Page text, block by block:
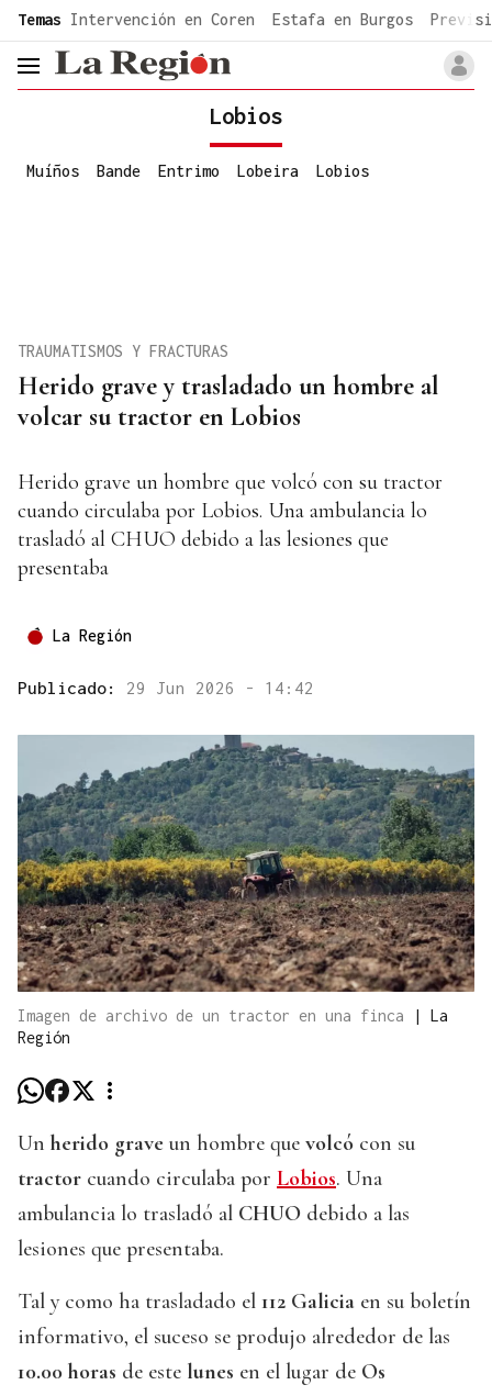
common.go-to-content
Temas Intervención en Coren Estafa en Burgos
header.menu.open
Lobios
Muíños Bande Entrimo Lobeira Lobios
Herido grave y trasladado un hombre al
volcar su tractor en Lobios
TRAUMATISMOS Y FRACTURAS
Herido grave un hombre que volcó con su tractor
cuando circulaba por Lobios. Una ambulancia lo
trasladó al CHUO debido a las lesiones que
presentaba
La Región
Publicado: 29 Jun 2026 - 14:42
Imagen de archivo de un tractor en una finca | La
Región
Un herido grave un hombre que volcó con su
tractor cuando circulaba por Lobios. Una
ambulancia lo trasladó al CHUO debido a las
lesiones que presentaba.
Tal y como ha trasladado el 112 Galicia en su boletín
informativo, el suceso se produjo alrededor de las
10.00 horas de este lunes en el lugar de Os